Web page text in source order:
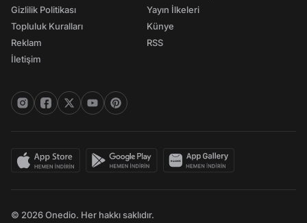
Gizlilik Politikası
Topluluk Kuralları
Reklam
İletişim
Yayın İlkeleri
Künye
RSS
© 2026 Onedio. Her hakkı saklıdır.